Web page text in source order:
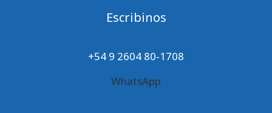
Escribinos
+54 9 2604 80-1708
WhatsApp